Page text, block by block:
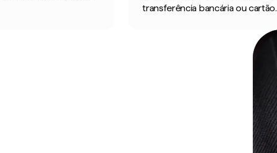
transferência bancária ou cartão.